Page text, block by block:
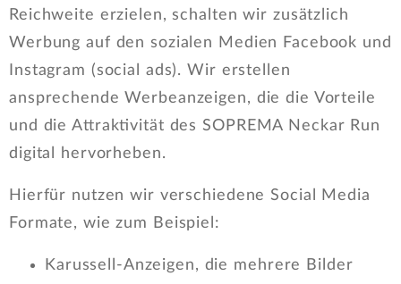
Reichweite erzielen, schalten wir zusätzlich
Werbung auf den sozialen Medien Facebook und
Instagram (social ads). Wir erstellen
ansprechende Werbeanzeigen, die die Vorteile
und die Attraktivität des SOPREMA Neckar Run
digital hervorheben.
Hierfür nutzen wir verschiedene Social Media
Formate, wie zum Beispiel:
Karussell-Anzeigen, die mehrere Bilder